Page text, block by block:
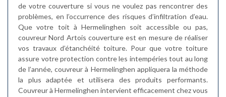
de votre couverture si vous ne voulez pas rencontrer des
problèmes, en l’occurrence des risques d’infiltration d’eau.
Que votre toit à Hermelinghen soit accessible ou pas,
couvreur Nord Artois couverture est en mesure de réaliser
vos travaux d’étanchéité toiture. Pour que votre toiture
assure votre protection contre les intempéries tout au long
de l’année, couvreur à Hermelinghen appliquera la méthode
la plus adaptée et utilisera des produits performants.
Couvreur à Hermelinghen intervient efficacement chez vous